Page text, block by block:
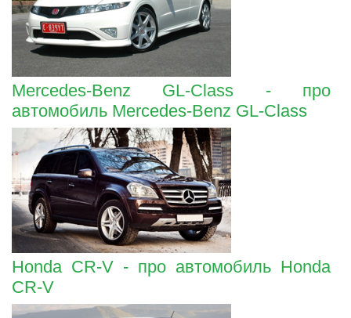
Mercedes-Benz GL-Class - про
автомобиль Mercedes-Benz GL-Class
Honda CR-V - про автомобиль Honda
CR-V